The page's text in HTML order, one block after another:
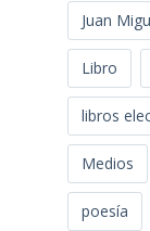
Juan
Libro
libros
Medios
poesía